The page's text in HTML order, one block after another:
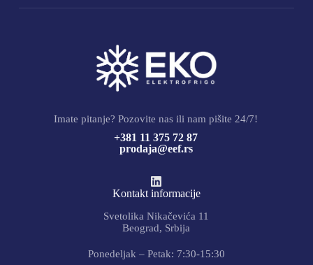
Imate pitanje? Pozovite nas ili nam pišite 24/7!
+381 11 375 72 87
prodaja@eef.rs
Kontakt informacije
Svetolika Nikačevića 11
Beograd, Srbija
Ponedeljak – Petak: 7:30-15:30